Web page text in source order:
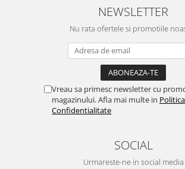
Zgarzi, lese si hamuri
PC, Periferice & Software
Componente PC
Desktop PC & Monitoare
Imprimante, Scanere &
Consumabile
Servere, Componente & UPS
NEWSLETTER
Nu rata ofertele si promotiile
Vreau sa primesc newsletter cu
magazinului. Afla mai multe in
Confidentialitate
SOCIAL
Urmareste-ne in social media